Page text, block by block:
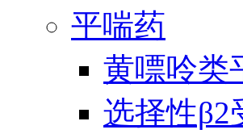
平喘药
黄嘌呤类
选择性β2